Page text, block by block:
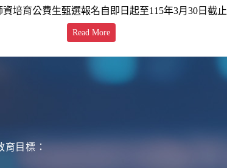
資培育公費生甄選報名自即日起至115年3月30日截止
Read More
目標：